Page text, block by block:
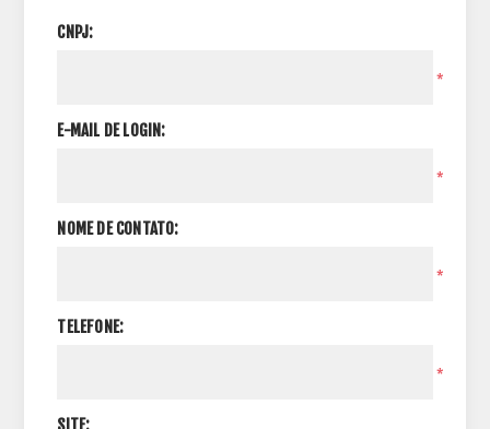
CNPJ:
*
E-MAIL DE LOGIN:
*
NOME DE CONTATO:
*
TELEFONE:
*